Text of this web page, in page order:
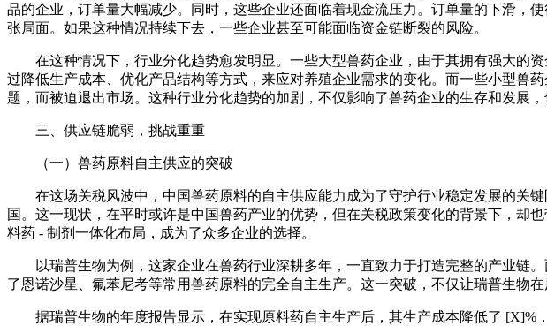
品的企业，订单量大幅减少。同时，这些企业还面临着现金流压力。订单量的下滑，
张局面。如果这种情况持续下去，一些企业甚至可能面临资金链断裂的风险。
在这种情况下，行业分化趋势愈发明显。一些大型兽药企业，由于其拥有强大的
过降低生产成本、优化产品结构等方式，来应对养殖企业需求的变化。而一些小型兽
题，而被迫退出市场。这种行业分化趋势的加剧，不仅影响了兽药企业的生存和发展
三、供应链脆弱，挑战重重
（一）兽药原料自主供应的突破
在这场关税风波中，中国兽药原料的自主供应能力成为了守护行业稳定发展的关
国。这一现状，在平时或许是中国兽药产业的优势，但在关税政策变化的背景下，却
料药 - 制剂一体化布局，成为了众多企业的选择。
以瑞普生物为例，这家企业在兽药行业深耕多年，一直致力于打造完整的产业链
了恩诺沙星、氟苯尼考等常用兽药原料的完全自主生产。这一突破，不仅让瑞普生物
据瑞普生物的年度报告显示，在实现原料药自主生产后，其生产成本降低了